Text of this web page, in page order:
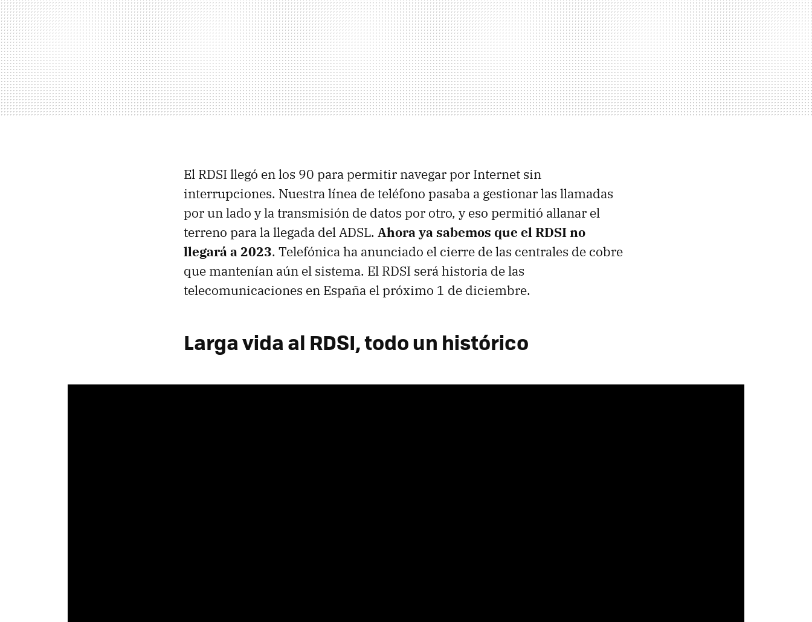
El RDSI llegó en los 90 para permitir navegar por Internet sin
interrupciones. Nuestra línea de teléfono pasaba a gestionar las llamadas
por un lado y la transmisión de datos por otro, y eso permitió allanar el
terreno para la llegada del ADSL. Ahora ya sabemos que el RDSI no
llegará a 2023. Telefónica ha anunciado el cierre de las centrales de cobre
que mantenían aún el sistema. El RDSI será historia de las
telecomunicaciones en España el próximo 1 de diciembre.
Larga vida al RDSI, todo un histórico